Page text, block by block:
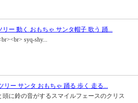
ー 動く おもちゃ サンタ帽子 歌う 踊...
syq-shy...
リー サンタ おもちゃ 踊る 歩く 走る...
頭に鈴の音がするスマイルフェースのクリス